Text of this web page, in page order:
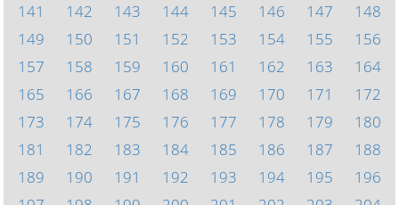
141
142 143 144 145 146 147
148
149
150 151 152 153 154 155
156
157
158 159 160 161 162 163
164
165
166 167 168 169 170 171
172
173
174 175 176 177 178 179
180
181
182 183 184 185 186 187
188
189
190 191 192 193 194 195
196